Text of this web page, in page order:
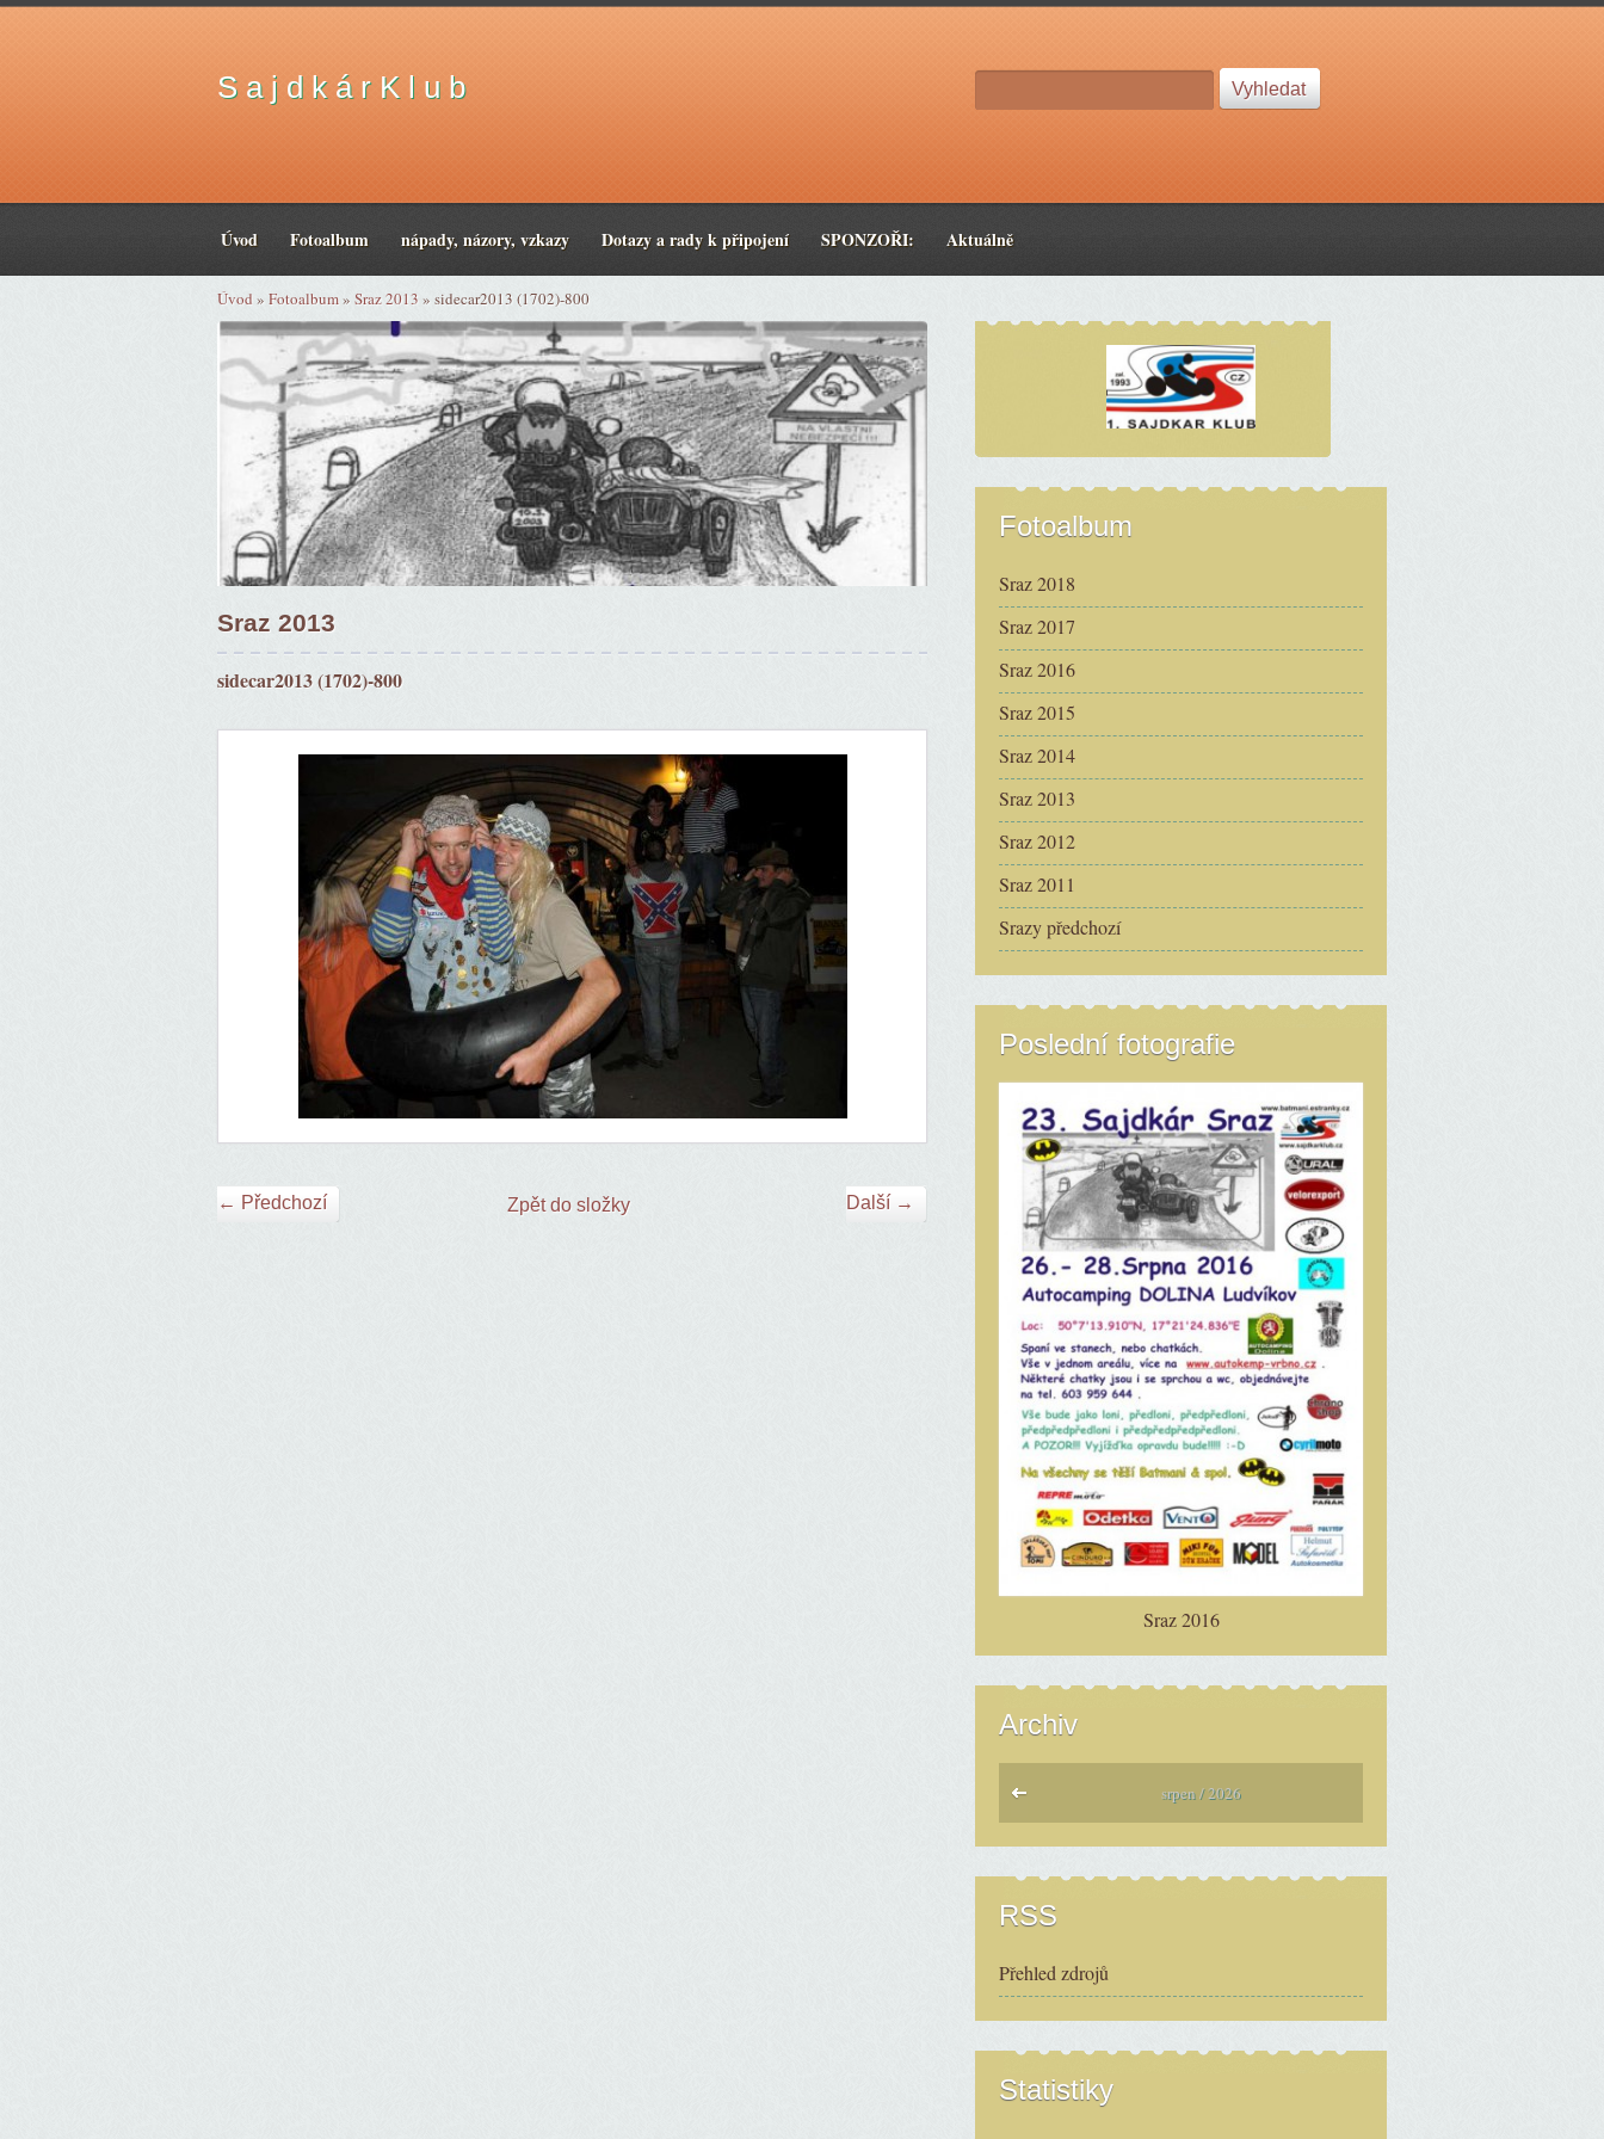
S a j d k á r K l u b
Úvod Fotoalbum nápady, názory, vzkazy Dotazy a rady k připojení SPONZOŘI: Aktuálně
Úvod » Fotoalbum» Sraz 2013 » sidecar2013 (1702)-800
Sraz 2013
sidecar2013 (1702)-800
← Předchozí Další →
Zpět do složky
Fotoalbum
Sraz 2018
Sraz 2017
Sraz 2016
Sraz 2015
Sraz 2014
Sraz 2013
Sraz 2012
Sraz 2011
Srazy předchozí
Poslední fotografie
Sraz 2016
Archiv
srpen / 2026
RSS
Přehled zdrojů
Statistiky